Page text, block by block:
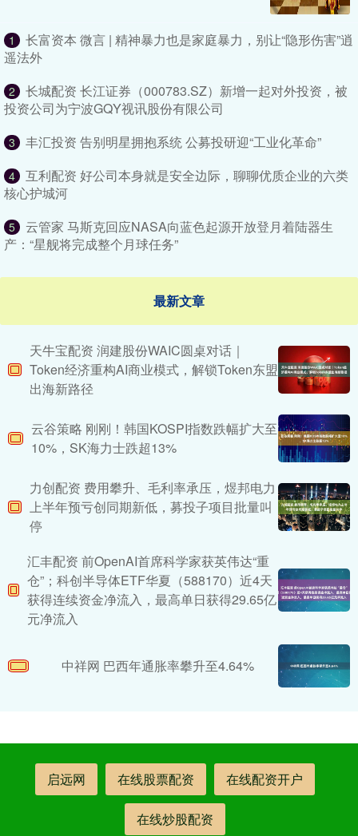
1
长富资本 微言 | 精神暴力也是家庭暴力，别让“隐形伤害”逍
遥法外
2
长城配资 长江证券（000783.SZ）新增一起对外投资，被
投资公司为宁波GQY视讯股份有限公司
3 丰汇投资 告别明星拥抱系统 公募投研迎“工业化革命”
4
互利配资 好公司本身就是安全边际，聊聊优质企业的六类
核心护城河
5
云管家 马斯克回应NASA向蓝色起源开放登月着陆器生
产：“星舰将完成整个月球任务”
最新文章
天牛宝配资 润建股份WAIC圆桌对话｜
Token经济重构AI商业模式，解锁Token东盟
出海新路径
云谷策略 刚刚！韩国KOSPI指数跌幅扩大至
10%，SK海力士跌超13%
力创配资 费用攀升、毛利率承压，煜邦电力
上半年预亏创同期新低，募投子项目批量叫
停
汇丰配资 前OpenAI首席科学家获英伟达“重
仓”；科创半导体ETF华夏（588170）近4天
获得连续资金净流入，最高单日获得29.65亿
元净流入
中祥网 巴西年通胀率攀升至4.64%
启远网 在线股票配资 在线配资开户
在线炒股配资